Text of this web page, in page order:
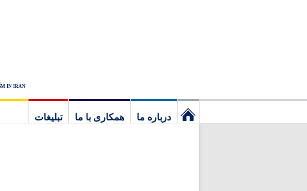
IN IRAN
درباره ما همکاری با ما
تبلیغات